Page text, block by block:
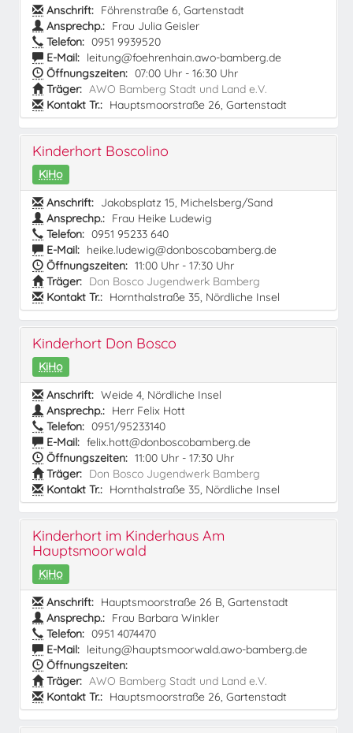
Anschrift: Föhrenstraße 6, Gartenstadt
Ansprechp.: Frau Julia Geisler
Telefon: 0951 9939520
E-Mail: leitung@foehrenhain.awo-bamberg.de
Öffnungszeiten: 07:00 Uhr - 16:30 Uhr
Träger: AWO Bamberg Stadt und Land e.V.
Kontakt Tr.: Hauptsmoorstraße 26, Gartenstadt
Kinderhort Boscolino
KiHo
Anschrift: Jakobsplatz 15, Michelsberg/Sand
Ansprechp.: Frau Heike Ludewig
Telefon: 0951 95233 640
E-Mail: heike.ludewig@donboscobamberg.de
Öffnungszeiten: 11:00 Uhr - 17:30 Uhr
Träger: Don Bosco Jugendwerk Bamberg
Kontakt Tr.: Hornthalstraße 35, Nördliche Insel
Kinderhort Don Bosco
KiHo
Anschrift: Weide 4, Nördliche Insel
Ansprechp.: Herr Felix Hott
Telefon: 0951/95233140
E-Mail: felix.hott@donboscobamberg.de
Öffnungszeiten: 11:00 Uhr - 17:30 Uhr
Träger: Don Bosco Jugendwerk Bamberg
Kontakt Tr.: Hornthalstraße 35, Nördliche Insel
Kinderhort im Kinderhaus Am
Hauptsmoorwald
KiHo
Anschrift: Hauptsmoorstraße 26 B, Gartenstadt
Ansprechp.: Frau Barbara Winkler
Telefon: 0951 4074470
E-Mail: leitung@hauptsmoorwald.awo-bamberg.de
Öffnungszeiten:
Träger: AWO Bamberg Stadt und Land e.V.
Kontakt Tr.: Hauptsmoorstraße 26, Gartenstadt